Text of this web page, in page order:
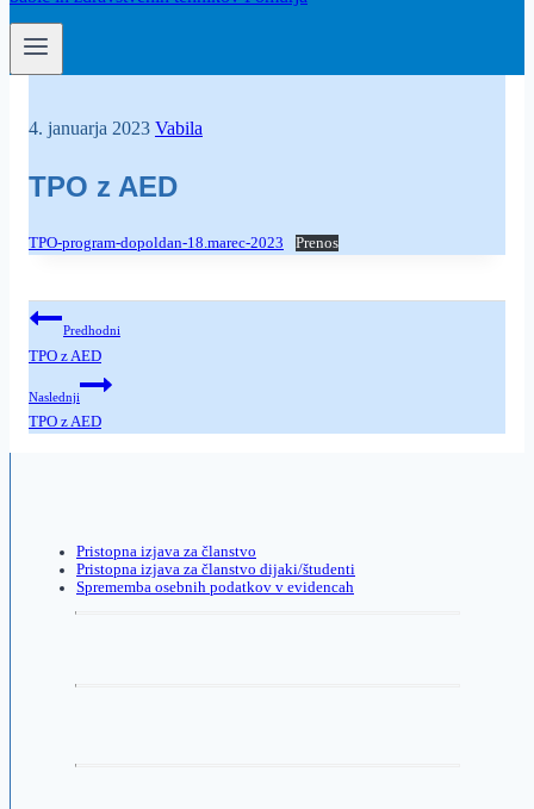
4. januarja 2023 Vabila
TPO z AED
TPO-program-dopoldan-18.marec-2023 Prenos
Navigacija
prispevka
Predhodni
TPO z AED
Naslednji
TPO z AED
Pristopna izjava za članstvo
Pristopna izjava za članstvo dijaki/študenti
Sprememba osebnih podatkov v evidencah